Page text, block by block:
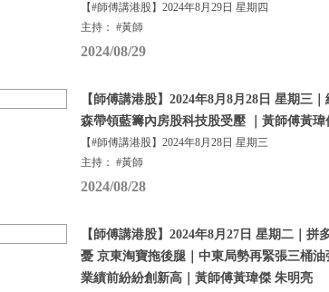
【#師傅講港股】2024年8月29日 星期四
主持： #黃師
2024/08/29
【師傅講港股】2024年8月8月28日 星期三
森帶領藍籌內房股科技股受壓 ｜黃師傅黃瑋
【#師傅講港股】2024年8月28日 星期三
主持： #黃師
2024/08/28
【師傅講港股】2024年8月27日 星期二｜拼
憂 京東淘寶拖後腿｜中東局勢再緊張三桶
業績前紛紛創新高｜黃師傅黃瑋傑 朱明亮